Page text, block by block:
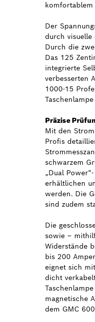
Der
durch visuelle
Durch die
Das 125
integrierte
verbesserten
1000-15
Präzise
Mit den
Profis
schwarzem
„Dual
erhältlichen
werden. Die
sind zudem
Die
sowie –
Widerstände
bis 200
eignet sich
dicht
magnetische
dem GMC